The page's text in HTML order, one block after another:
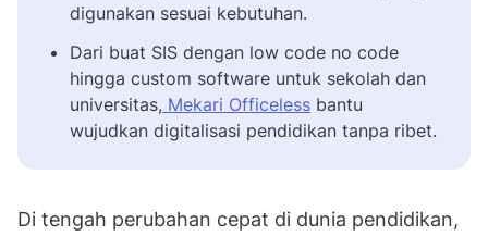
digunakan sesuai kebutuhan.
Dari buat SIS dengan low code no code
hingga custom software untuk sekolah dan
universitas, Mekari Officeless bantu
wujudkan digitalisasi pendidikan tanpa ribet.
Di tengah perubahan cepat di dunia pendidikan,